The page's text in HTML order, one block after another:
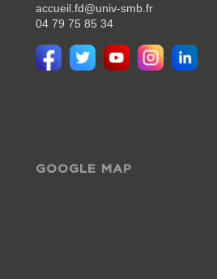
accueil.fd@univ-smb.fr
04 79 75 85 34
GOOGLE MAP